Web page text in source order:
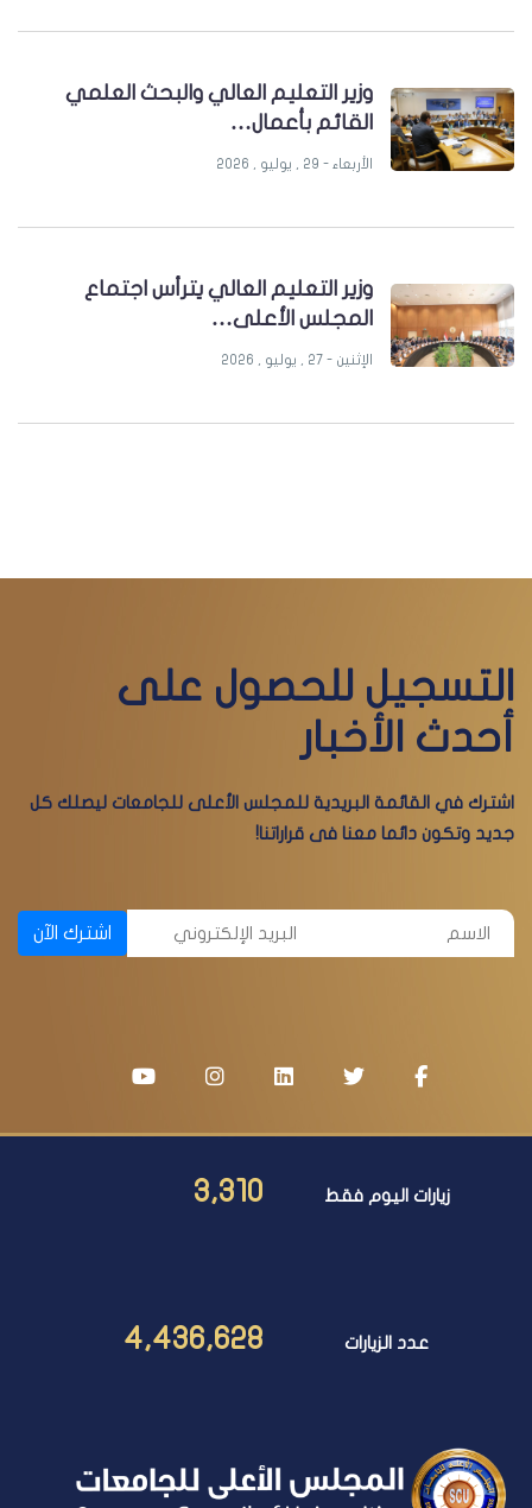
وزير التعليم العالي والبحث العلمي
القائم بأعمال…
الأربعاء - 29 , يوليو , 2026
وزير التعليم العالي يترأس اجتماع
المجلس الأعلى…
الإثنين - 27 , يوليو , 2026
التسجيل للحصول على
أحدث الأخبار
اشترك في القائمة البريدية للمجلس الأعلى للجامعات ليصلك كل
جديد وتكون دائما معنا فى قراراتنا!
اشترك الآن
زيارات اليوم فقط 3,310
عدد الزيارات 4,436,628